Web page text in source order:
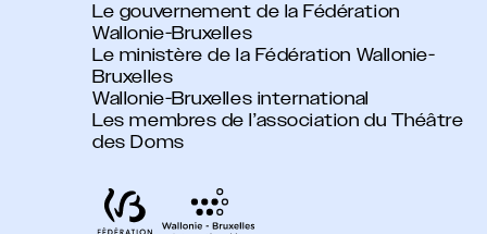
Le gouvernement de la Fédération
Wallonie-Bruxelles
Le ministère de la Fédération Wallonie-
Bruxelles
Wallonie-Bruxelles international
Les membres de l’association du Théâtre
des Doms